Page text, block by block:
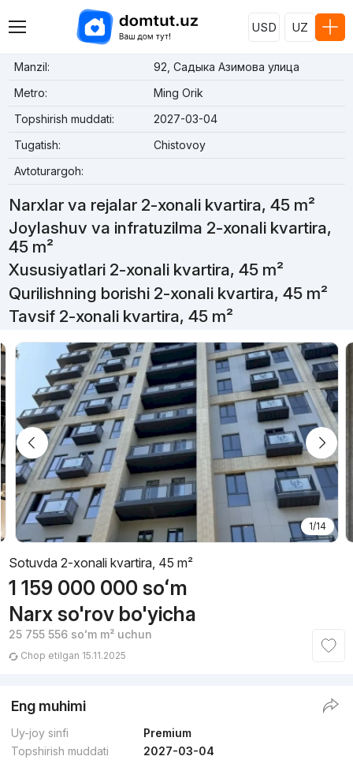
USD UZ
Manzil:
92, Садыка Азимова улица
Metro:
Ming Orik
Topshirish muddati:
2027-03-04
Tugatish:
Chistovoy
Avtoturargoh:
Narxlar va rejalar 2-xonali kvartira, 45 m²
Joylashuv va infratuzilma 2-xonali kvartira,
45 m²
Xususiyatlari 2-xonali kvartira, 45 m²
Qurilishning borishi 2-xonali kvartira, 45 m²
Tavsif 2-xonali kvartira, 45 m²
1/14
Sotuvda 2-xonali kvartira, 45 m²
1 159 000 000 soʻm
Narx so'rov bo'yicha
25 755 556 soʻmm² uchun
Chop etilgan 15.11.2025
Eng muhimi
Uy-joy sinfi
Premium
Topshirish muddati
2027-03-04